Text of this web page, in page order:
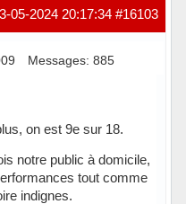
#16103
05-2024 20:17:34
Messages: 885
on est 9e sur 18.
notre public à domicile,
tout comme
indignes.